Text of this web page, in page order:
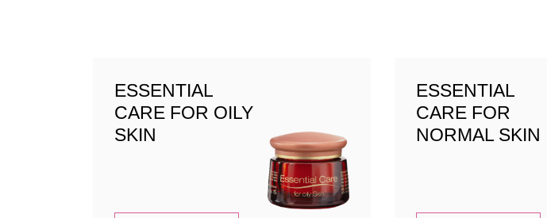
ESSENTIAL
CARE FOR OILY
SKIN
ESSENTIAL
CARE FOR
NORMAL SKIN